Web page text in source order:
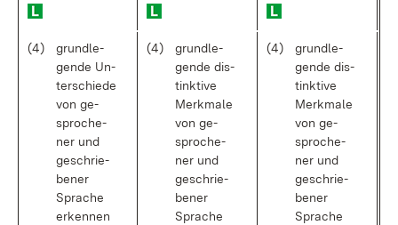
(4)
grund­le­
gen­de Un­
ter­schie­de
von ge­
spro­che­
ner und
ge­schrie­
be­ner
Spra­che
er­ken­nen
(4)
grund­le­
gen­de dis­
tink­ti­ve
Merk­ma­le
von ge­
spro­che­
ner und
ge­schrie­
be­ner
Spra­che
(4)
grund­le­
gen­de dis­
tink­ti­ve
Merk­ma­le
von ge­
spro­che­
ner und
ge­schrie­
be­ner
Spra­che